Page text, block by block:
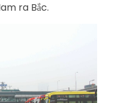
ra Bắc.